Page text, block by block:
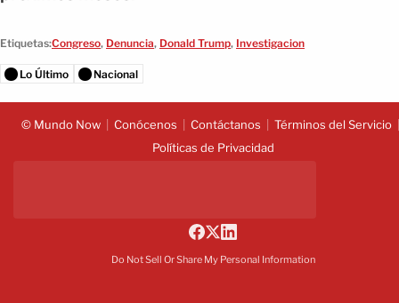
Etiquetas:Congreso, Denuncia, Donald Trump, Investigacion
Lo Último Nacional
© Mundo Now Conócenos Contáctanos
Términos del Servicio
Políticas de Privacidad
Do Not Sell Or Share My Personal Information